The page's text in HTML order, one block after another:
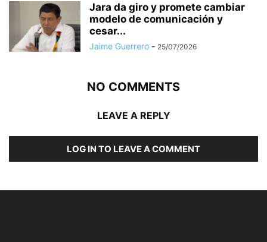
Jara da giro y promete cambiar
modelo de comunicación y
cesar...
Jaime Guerrero - 25/07/2026
NO COMMENTS
LEAVE A REPLY
LOG IN TO LEAVE A COMMENT